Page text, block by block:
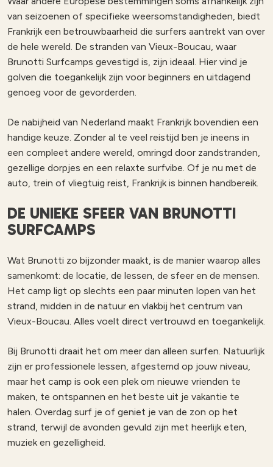
van seizoenen of specifieke weersomstandigheden, biedt
Frankrijk een betrouwbaarheid die surfers aantrekt van over
de hele wereld. De stranden van Vieux-Boucau, waar
Brunotti Surfcamps gevestigd is, zijn ideaal. Hier vind je
golven die toegankelijk zijn voor beginners en uitdagend
genoeg voor de gevorderden.
De nabijheid van Nederland maakt Frankrijk bovendien een
handige keuze. Zonder al te veel reistijd ben je ineens in
een compleet andere wereld, omringd door zandstranden,
gezellige dorpjes en een relaxte surfvibe. Of je nu met de
auto, trein of vliegtuig reist, Frankrijk is binnen handbereik.
DE UNIEKE SFEER VAN BRUNOTTI
SURFCAMPS
Wat Brunotti zo bijzonder maakt, is de manier waarop alles
samenkomt: de locatie, de lessen, de sfeer en de mensen.
Het camp ligt op slechts een paar minuten lopen van het
strand, midden in de natuur en vlakbij het centrum van
Vieux-Boucau. Alles voelt direct vertrouwd en toegankelijk.
Bij Brunotti draait het om meer dan alleen surfen. Natuurlijk
zijn er professionele lessen, afgestemd op jouw niveau,
maar het camp is ook een plek om nieuwe vrienden te
maken, te ontspannen en het beste uit je vakantie te
halen. Overdag surf je of geniet je van de zon op het
strand, terwijl de avonden gevuld zijn met heerlijk eten,
muziek en gezelligheid.